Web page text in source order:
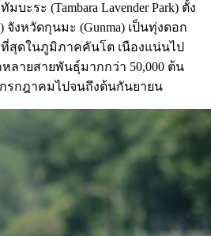
บะระ (Tambara Lavender Park) ตั้ง
จังหวัดกุนมะ (Gunma) เป็นทุ่งดอก
สุดในภูมิภาคคันโต เนืองแน่นไป
ลายสายพันธุ์มากกว่า 50,000 ต้น
รกฎาคมไปจนถึงต้นกันยายน